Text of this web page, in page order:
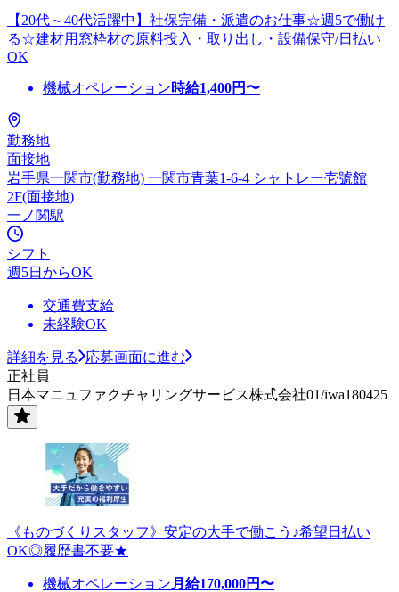
【20代～40代活躍中】社保完備・派遣のお仕事☆週5で働け
る☆建材用窓枠材の原料投入・取り出し・設備保守/日払い
OK
機械オペレーション時給1,400円〜
勤務地
面接地
岩手県一関市(勤務地) 一関市青葉1-6-4 シャトレー壱號館
2F(面接地)
一ノ関駅
シフト
週5日からOK
交通費支給
未経験OK
詳細を見る
応募画面に進む
正社員
日本マニュファクチャリングサービス株式会社01/iwa180425
《ものづくりスタッフ》安定の大手で働こう♪希望日払い
OK◎履歴書不要★
機械オペレーション 月給170,000円〜